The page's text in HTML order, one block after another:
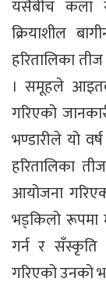
यसैबीच कला
क्रियाशील
हरितालिका
। समूहले
गरिएको
भण्डारीले यो
हरितालिका
आयोजना
भड्किलो रूपमा
गर्न र सँस्कृति
गरिएको उनको